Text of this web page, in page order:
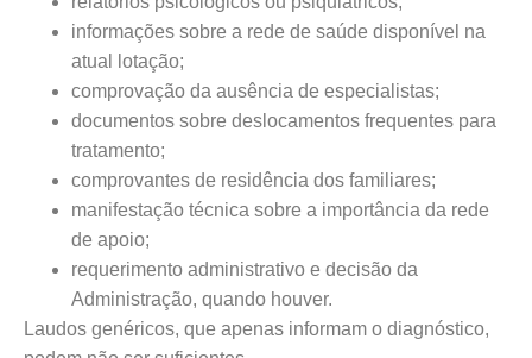
informações sobre a rede de saúde disponível na
atual lotação;
comprovação da ausência de especialistas;
documentos sobre deslocamentos frequentes para
tratamento;
comprovantes de residência dos familiares;
manifestação técnica sobre a importância da rede
de apoio;
requerimento administrativo e decisão da
Administração, quando houver.
Laudos genéricos, que apenas informam o diagnóstico,